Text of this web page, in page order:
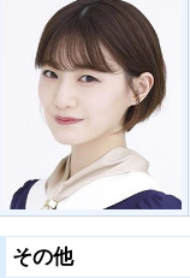
その他